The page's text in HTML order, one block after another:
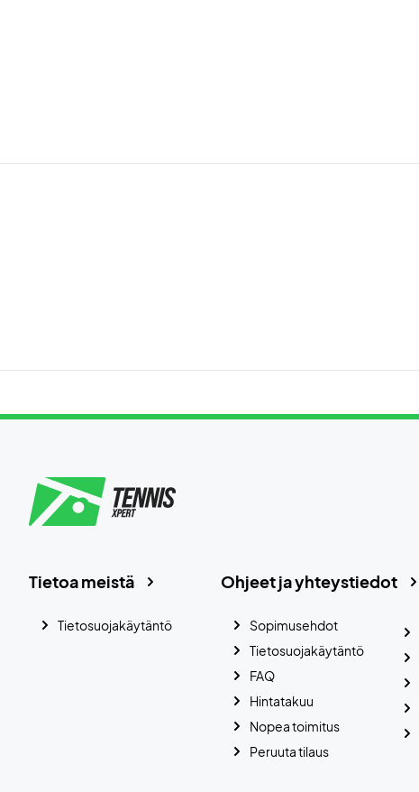
Ohjeet ja yhteystiedot
Sopimusehdot
Tietosuojakäytäntö
FAQ
Hintatakuu
Nopea toimitus
Peruuta tilaus
Tietoa meistä
Tietosuojakäytäntö